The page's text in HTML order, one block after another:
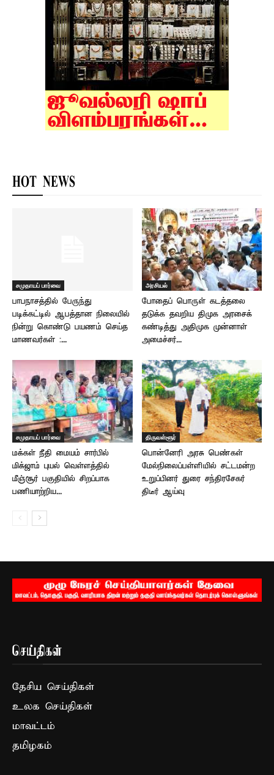
HOT NEWS
சமுதாயப் பார்வை
பாபநாசத்தில் பேருந்து
படிக்கட்டில் ஆபத்தான நிலையில்
நின்று கொண்டு பயணம் செய்த
மாணவர்கள் :...
அரசியல்
போதைப் பொருள் கடத்தலை
தடுக்க தவறிய திமுக அரசைக்
கண்டித்து அதிமுக முன்னாள்
அமைச்சர்...
சமுதாயப் பார்வை
மக்கள் நீதி மையம் சார்பில்
மிக்ஜாம் புயல் வெள்ளத்தில்
மீஞ்சூர் பகுதியில் சிறப்பாக
பணியாற்றிய...
திருவள்ளூர்
பொன்னேரி அரசு பெண்கள்
மேல்நிலைப்பள்ளியில் சட்டமன்ற
உறுப்பினர் துரை சந்திரசேகர்
திடீர் ஆய்வு
செய்திகள்
தேசிய செய்திகள்
உலக செய்திகள்
மாவட்டம்
தமிழகம்